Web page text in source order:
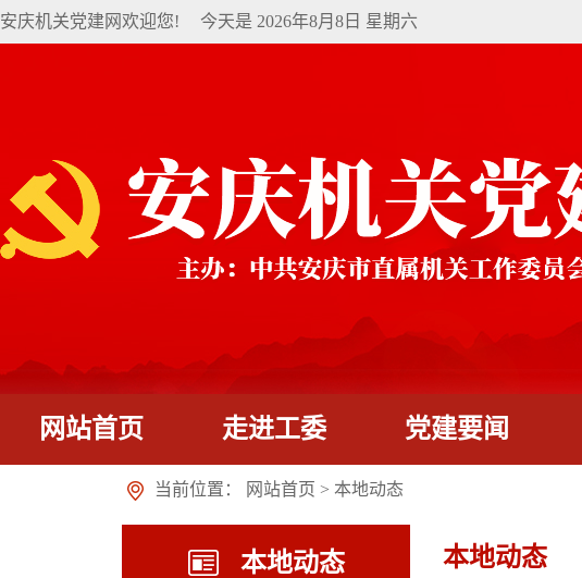
安庆机关党建网欢迎您! 今天是 2026年8月8日 星期六
网站首页 走进工委 党建要闻
当前位置： 网站首页 > 本地动态
本地动态 本地动态